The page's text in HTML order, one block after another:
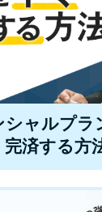
説！ もっと
方法はどれ？
年収が低い
落ちる？バ
を分析
みずほ銀行
合わせ先とシ
シャルプラ
完済する方